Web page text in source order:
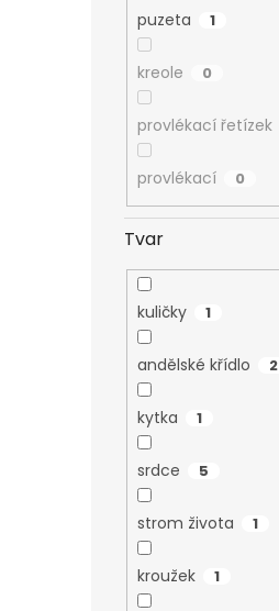
puzeta 1
kreole 0
provlékací řetízek
provlékací 0
Tvar
kuličky 1
andělské křídlo 2
kytka 1
srdce 5
strom života 1
kroužek 1